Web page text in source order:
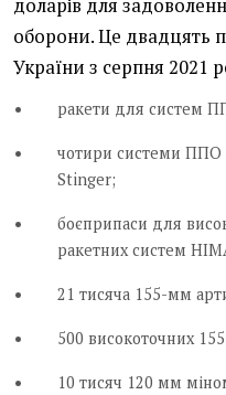
доларів для
оборони. Це двадцять
України з серпня 2021
ракети для систем
чотири системи ППО
Stinger;
боєприпаси для
ракетних систем
21 тисяча 155-мм
500 високоточних
10 тисяч 120 мм